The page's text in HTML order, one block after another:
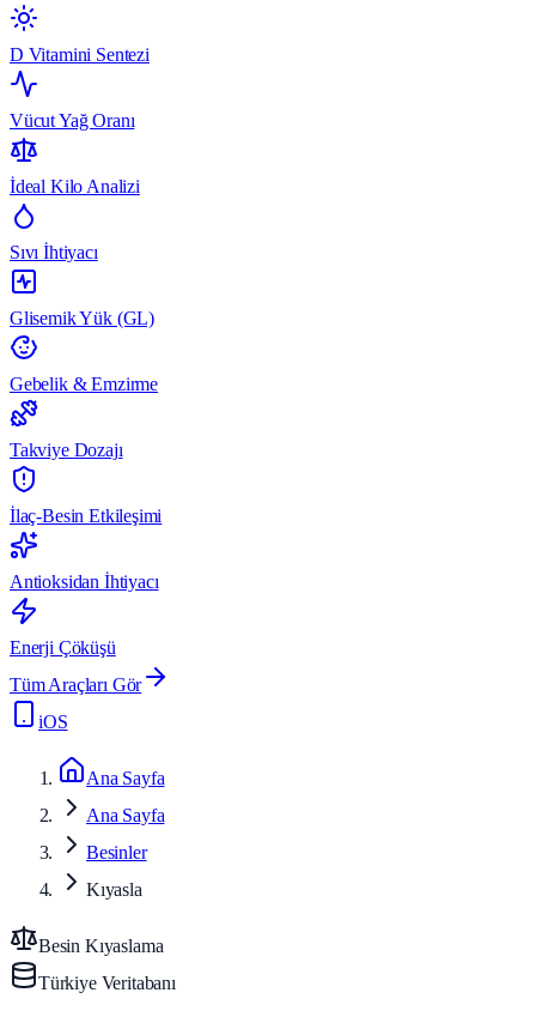
D Vitamini Sentezi
Vücut Yağ Oranı
İdeal Kilo Analizi
Sıvı İhtiyacı
Glisemik Yük (GL)
Gebelik & Emzirme
Takviye Dozajı
İlaç-Besin Etkileşimi
Antioksidan İhtiyacı
Enerji Çöküşü
Tüm Araçları Gör
iOS
Ana Sayfa
Ana Sayfa
Besinler
Kıyasla
Besin Kıyaslama
Türkiye Veritabanı